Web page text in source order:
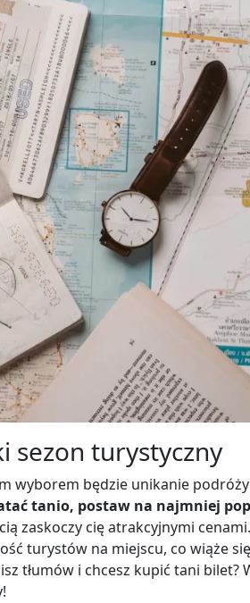
sezon turystyczny
wyborem będzie unikanie
tanio, postaw na najmniej
zaskoczy cię atrakcyjnymi cenami.
turystów na miejscu, co wiąże
tłumów i chcesz kupić tani bilet?